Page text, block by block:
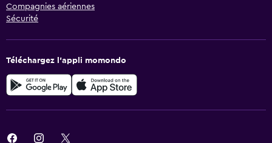
Compagnies aériennes
Sécurité
Téléchargez l’appli momondo